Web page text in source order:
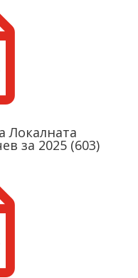
Локалната
за 2025 (603)